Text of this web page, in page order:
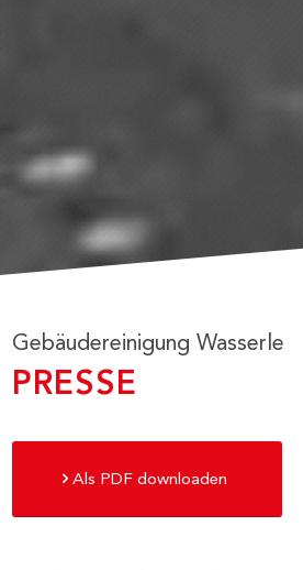
Gebäudereinigung Wasserle
PRESSE
Als PDF downloaden